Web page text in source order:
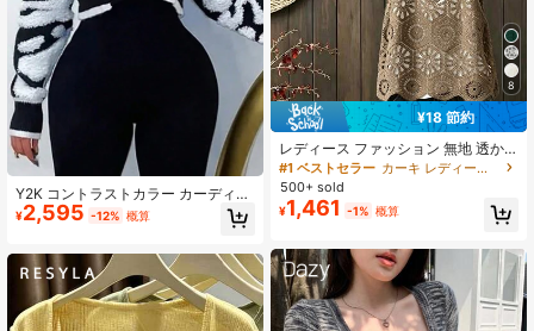
Y2K コントラストカラー カーディガ
ンセーター レディース、Vネック ボ
タン ショート ニット カジュアル 長
ブラック
¥2,595 -12% 概算
8
¥18 節約
レディース ファッション 無地 透か
し編み ハンドメイド クロシェ アシ
ンメトリーヘム ノースリーブ ルーズ
カジュアル ニットトップ 夏用
#1 ベストセラー
カーキ レディースセーターベスト
500+ sold
¥1,461 -1% 概算